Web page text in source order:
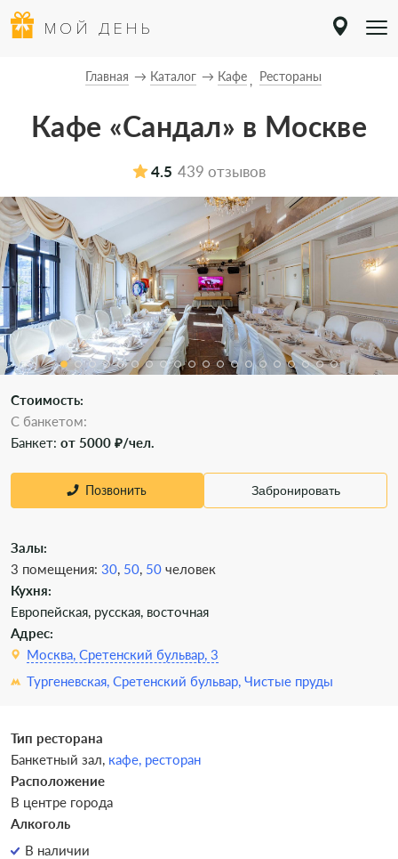
МОЙ ДЕНЬ
Главная Каталог Кафе Рестораны
Кафе «Сандал» в Москве
4.5 439 отзывов
Стоимость:
С банкетом:
Банкет: от 5000 ₽/чел.
Позвонить Забронировать
Залы:
3 помещения: 30, 50, 50 человек
Кухня:
Европейская, русская, восточная
Адрес:
Москва, Сретенский бульвар, 3
Тургеневская, Сретенский бульвар, Чистые пруды
Тип ресторана
Банкетный зал, кафе, ресторан
Расположение
В центре города
Алкоголь
В наличии